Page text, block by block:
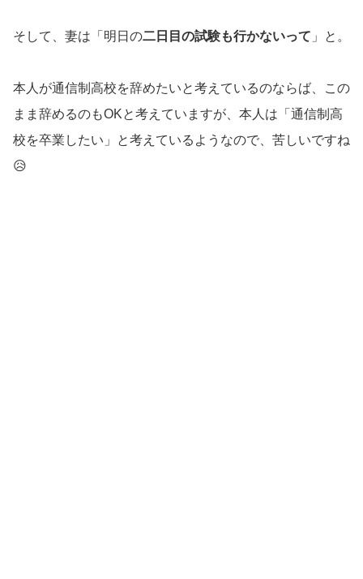
そして、妻は「明日の二日目の試験も行かないって 」と。
本人が通信制高校を辞めたいと考えているのならば、この
まま辞めるのもOKと考えていますが、本人は「通信制高
校を卒業したい」と考えているようなので、苦しいですね
😥